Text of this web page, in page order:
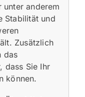
anderem
Stabilität und
Zusätzlich
das
dass Sie Ihr
können.